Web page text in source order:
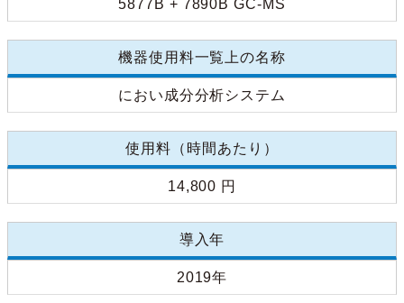
5877B + 7890B GC-MS
機器使用料一覧上の名称
におい成分分析システム
使用料（時間あたり）
14,800 円
導入年
2019年